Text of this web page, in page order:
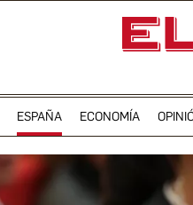
ESPAÑA ECONOMÍA